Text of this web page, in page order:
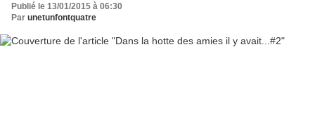
Publié le 13/01/2015 à 06:30
Par unetunfontquatre